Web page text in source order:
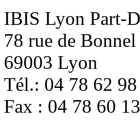
IBIS Lyon Part-
78 rue de Bonnel
69003 Lyon
Tél.: 04 78 62
Fax : 04 78 60